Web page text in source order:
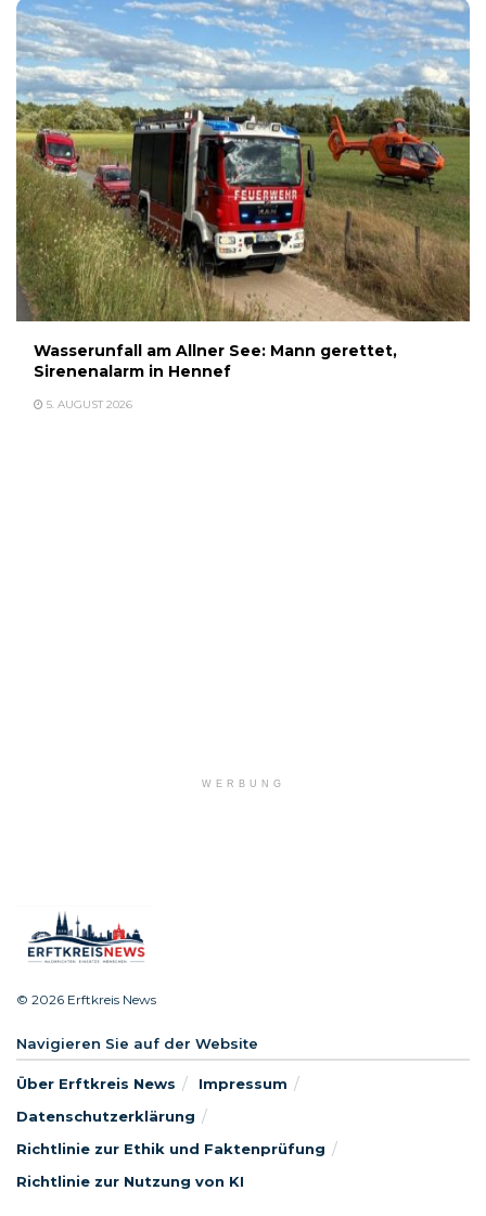
Wasserunfall am Allner See: Mann gerettet,
Sirenenalarm in Hennef
5. AUGUST 2026
WERBUNG
© 2026 Erftkreis News
Navigieren Sie auf der Website
Über Erftkreis News
Impressum
Datenschutzerklärung
Richtlinie zur Ethik und Faktenprüfung
Richtlinie zur Nutzung von KI